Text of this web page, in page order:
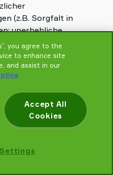
(z.B. Sorgfalt in
unerhebliche
für Schäden aus der
Körpers oder der
aus der Verletzung
(Verpflichtung,
überhaupt erst
Einhaltung der
vertraut und
vorhersehbaren,
you agree to the
to enhance site
and assist in our
Accept All
Cookies